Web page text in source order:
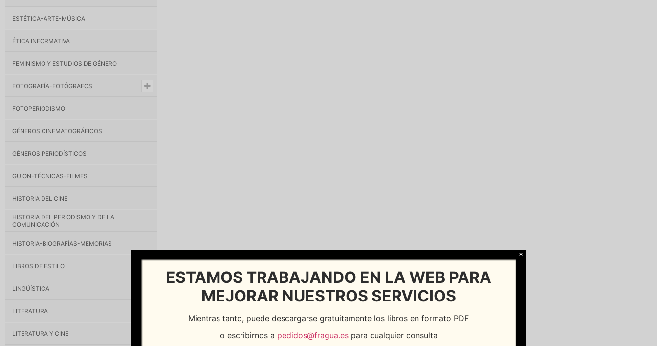
ESTÉTICA-ARTE-MÚSICA
ÉTICA INFORMATIVA
FEMINISMO Y ESTUDIOS DE GÉNERO
FOTOGRAFÍA-FOTÓGRAFOS
FOTOPERIODISMO
GÉNEROS CINEMATOGRÁFICOS
GÉNEROS PERIODÍSTICOS
GUION-TÉCNICAS-FILMES
HISTORIA DEL CINE
HISTORIA DEL PERIODISMO Y DE LA
COMUNICACIÓN
HISTORIA-BIOGRAFÍAS-MEMORIAS
LIBROS DE ESTILO
LINGÚÍSTICA
LITERATURA
LITERATURA Y CINE
ESTAMOS TRABAJANDO EN LA WEB PARA
MEJORAR NUESTROS SERVICIOS
Mientras tanto, puede descargarse gratuitamente los libros en formato PDF
o escribirnos a pedidos@fragua.espara cualquier consulta
×